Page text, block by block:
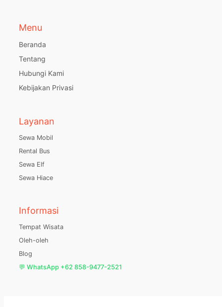
Menu
Beranda
Tentang
Hubungi Kami
Kebijakan Privasi
Layanan
Sewa Mobil
Rental Bus
Sewa Elf
Sewa Hiace
Informasi
Tempat Wisata
Oleh-oleh
Blog
💬 WhatsApp +62 858-9477-2521